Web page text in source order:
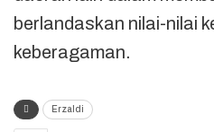
berlandaskan nilai-nilai
keberagaman.
Erzaldi